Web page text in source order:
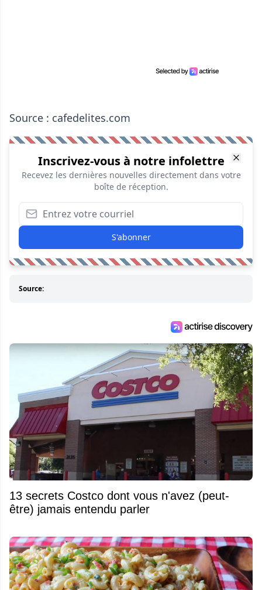
Source : cafedelites.com
Inscrivez-vous à notre infolettre
Recevez les dernières nouvelles directement dans votre
boîte de réception.
S'abonner
Source:
13 secrets Costco dont vous n'avez (peut-
être) jamais entendu parler